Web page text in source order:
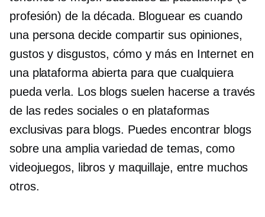
profesión) de la década. Bloguear es cuando
una persona decide compartir sus opiniones,
gustos y disgustos, cómoy más en Internet en
una plataforma abierta para que cualquiera
pueda verla. Los blogs suelen hacerse a través
de las redes sociales o en plataformas
exclusivas para blogs. Puedes encontrar blogs
sobre una amplia variedad de temas, como
videojuegos, libros y maquillaje, entre muchos
otros.